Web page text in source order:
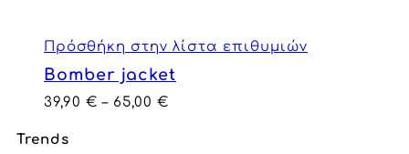
Πρόσθήκη στην λίστα επιθυμιών
Bomber jacket
39,90 € – 65,00 €
Trends